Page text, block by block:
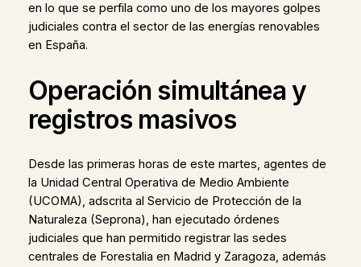
en lo que se perfila como uno de los mayores golpes
judiciales contra el sector de las energías renovables
en España.
Operación simultánea y
registros masivos
Desde las primeras horas de este martes, agentes de
la Unidad Central Operativa de Medio Ambiente
(UCOMA), adscrita al Servicio de Protección de la
Naturaleza (Seprona), han ejecutado órdenes
judiciales que han permitido registrar las sedes
centrales de Forestalia en Madrid y Zaragoza, además